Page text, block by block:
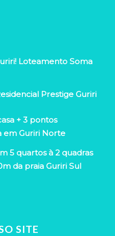
Loteamento Soma
Prestige Guriri
+ 3 pontos
em Guriri Norte
5 quartos à 2 quadras
da praia Guriri Sul
SITE